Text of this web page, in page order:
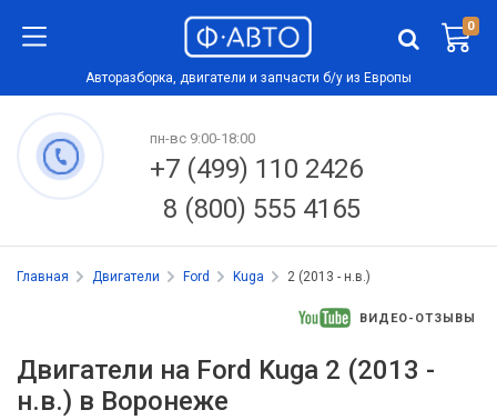
0
Авторазборка, двигатели и запчасти б/у из Европы
пн-вс 9:00-18:00
+7 (499) 110 2426
8 (800) 555 4165
Главная Двигатели Ford Kuga 2 (2013 - н.в.)
ВИДЕО-ОТЗЫВЫ
Двигатели на Ford Kuga 2 (2013 -
н.в.) в Воронеже